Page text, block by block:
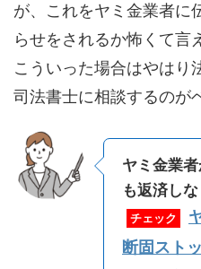
が、これをヤミ金業者に
らせをされるか怖くて言
こういった場合はやはり
司法書士に相談するのが
ヤミ金業
も返済し
チェック
断固スト